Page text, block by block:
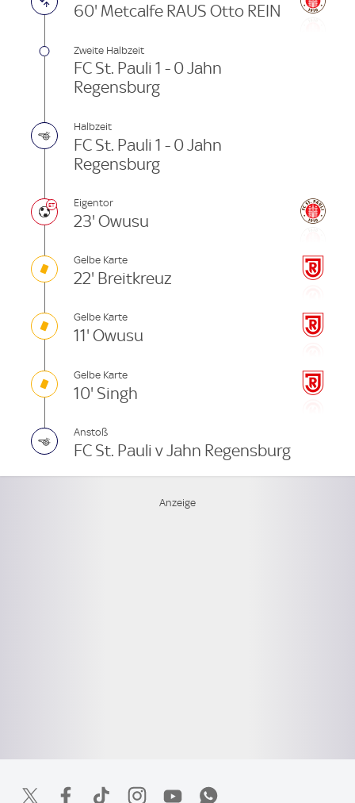
60' Metcalfe RAUS Otto REIN
Zweite Halbzeit
FC St. Pauli 1 - 0 Jahn
Regensburg
Halbzeit
FC St. Pauli 1 - 0 Jahn
Regensburg
Eigentor
23' Owusu
Gelbe Karte
22' Breitkreuz
Gelbe Karte
11' Owusu
Gelbe Karte
10' Singh
Anstoß
FC St. Pauli v Jahn Regensburg